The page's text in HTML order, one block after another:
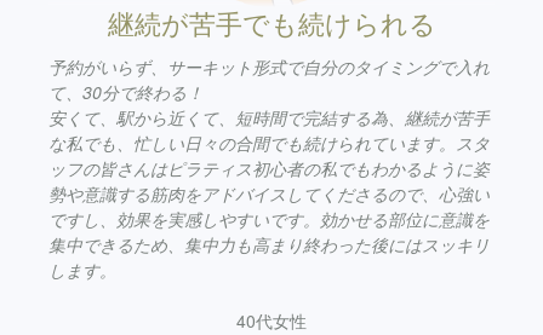
継続が苦手でも続けられる
予約がいらず、サーキット形式で自分のタイミングで入れ
て、30分で終わる！
安くて、駅から近くて、短時間で完結する為、継続が苦手
な私でも、忙しい日々の合間でも続けられています。スタ
ッフの皆さんはピラティス初心者の私でもわかるように姿
勢や意識する筋肉をアドバイスしてくださるので、心強い
ですし、効果を実感しやすいです。効かせる部位に意識を
集中できるため、集中力も高まり終わった後にはスッキリ
します。
40代女性